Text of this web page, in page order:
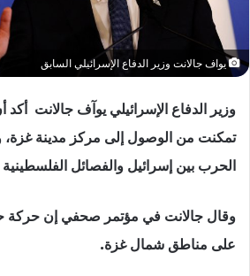
يواف جالانت وزير الدفاع الإسرائيلي السابق
وزير الدفاع الإسرائيلي يوآف جالانت أكد
الحرب بين إسرائيل والفصائل
وقال جالانت في مؤتمر صحفي إن
على مناطق شمال غزة.